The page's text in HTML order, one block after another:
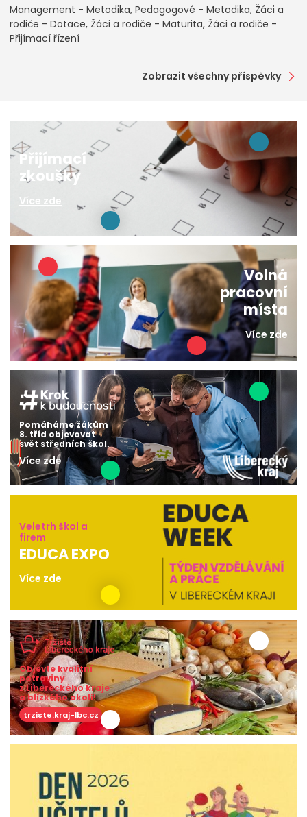
Management - Metodika Pedagogové - Metodika Žáci a
rodiče - Dotace Žáci a rodiče - Maturita Žáci a rodiče -
Přijímací řízení
Zobrazit všechny příspěvky
Přijímací
zkoušky
Více zde
Volná
pracovní
místa
Více zde
Pomáháme žákům
8. tříd objevovat
svět středních škol.
Více zde
Veletrh škol a
firem
EDUCA EXPO
Více zde
Objevte kvalitní
potraviny
z Libereckého kraje
a blízkého okolí!
trziste.kraj-lbc.cz